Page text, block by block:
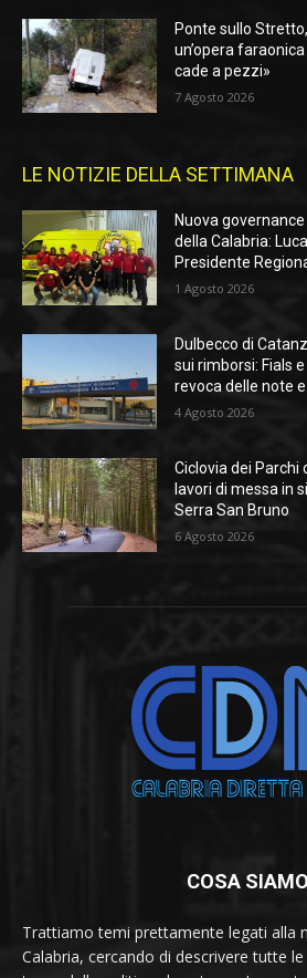
Ponte sullo
un’opera
cade a pezzi»
7 Agosto 2026
LE NOTIZIE DELLA SETTIMANA
Nuova
della Calabria:
Presidente
1 Agosto 2026
Dulbecco di
sui rimborsi: Fials
revoca delle note
4 Agosto 2026
Ciclovia dei Parchi
lavori di messa in
Serra San Bruno
6 Agosto 2026
COSA SIAMO
Trattiamo temi prettamente legati alla
Calabria, cercando di descrivere tutte